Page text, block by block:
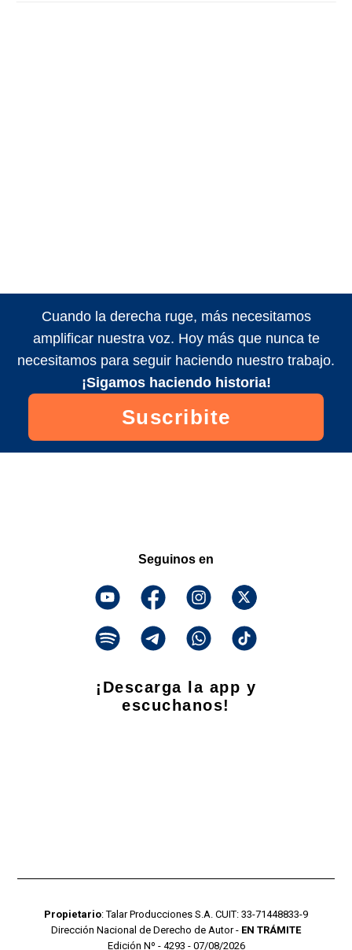
Cuando la derecha ruge, más necesitamos
amplificar nuestra voz. Hoy más que nunca te
necesitamos para seguir haciendo nuestro trabajo.
¡Sigamos haciendo historia!
Suscribite
Seguinos en
¡Descarga la app y
escuchanos!
Propietario: Talar Producciones S.A. CUIT: 33-71448833-9
Dirección Nacional de Derecho de Autor - EN TRÁMITE
Edición Nº - 4293 - 07/08/2026